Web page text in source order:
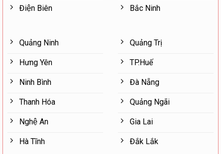
Điện Biên Bắc Ninh
Quảng Ninh
Hưng Yên
Ninh Bình
Thanh Hóa
Nghệ An
Hà Tĩnh
Quảng Trị
TP.Huế
Đà Nẵng
Quảng Ngãi
Gia Lai
Đắk Lắk